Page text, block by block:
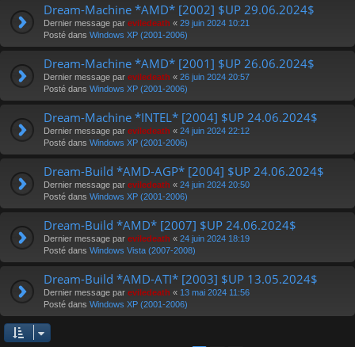
Dream-Machine *AMD* [2002] $UP 29.06.2024$
Dernier message par eviledeath « 29 juin 2024 10:21
Posté dans Windows XP (2001-2006)
Dream-Machine *AMD* [2001] $UP 26.06.2024$
Dernier message par eviledeath « 26 juin 2024 20:57
Posté dans Windows XP (2001-2006)
Dream-Machine *INTEL* [2004] $UP 24.06.2024$
Dernier message par eviledeath « 24 juin 2024 22:12
Posté dans Windows XP (2001-2006)
Dream-Build *AMD-AGP* [2004] $UP 24.06.2024$
Dernier message par eviledeath « 24 juin 2024 20:50
Posté dans Windows XP (2001-2006)
Dream-Build *AMD* [2007] $UP 24.06.2024$
Dernier message par eviledeath « 24 juin 2024 18:19
Posté dans Windows Vista (2007-2008)
Dream-Build *AMD-ATI* [2003] $UP 13.05.2024$
Dernier message par eviledeath « 13 mai 2024 11:56
Posté dans Windows XP (2001-2006)